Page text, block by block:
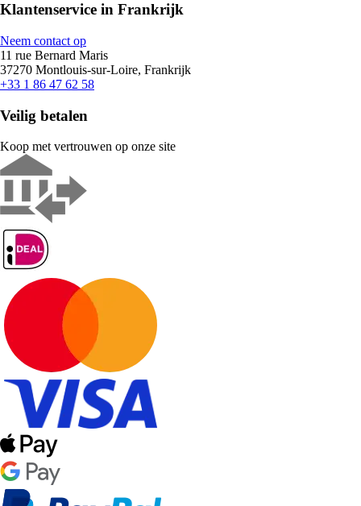
Klantenservice in Frankrijk
Neem contact op
11 rue Bernard Maris
37270 Montlouis-sur-Loire, Frankrijk
+33 1 86 47 62 58
Veilig betalen
Koop met vertrouwen op onze site